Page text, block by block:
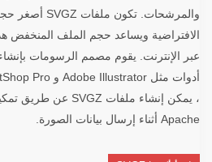
الافتراضية ويساعد حجم الملف المنخفض
Apache أثناء إرسال بيانات الصورة.